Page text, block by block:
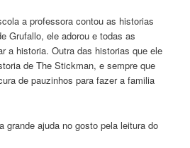
a professora contou as historias
Grufallo, ele adorou e todas as
a historia. Outra das historias que ele
de The Stickman, e sempre que
de pauzinhos para fazer a familia
grande ajuda no gosto pela leitura do